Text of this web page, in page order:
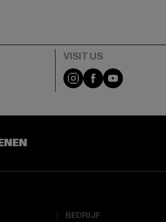
Visit our Instagram
Visit ourVisit our
BEDRIJF